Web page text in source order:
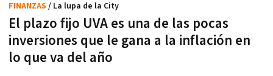
El plazo fijo UVA es una de las pocas
inversiones que le gana a la inflación en
lo que va del año
FINANZAS / La lupa de la City